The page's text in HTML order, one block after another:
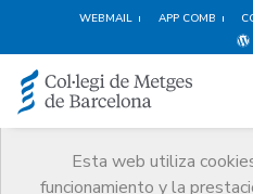
WEBMAIL APP COMB
Esta web utiliza
funcionamiento y la